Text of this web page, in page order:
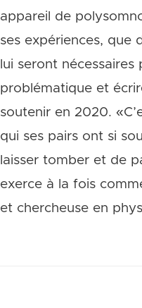
appareil de
ses expériences, que
lui seront
problématique et
soutenir en 2020.
qui ses pairs ont si
laisser tomber et de
exerce à la fois
et chercheuse en